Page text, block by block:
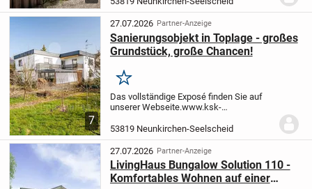
Satteldach mit 38 Grad Neigung, das
nicht...
7
27.07.2026 Partner-Anzeige
Sanierungsobjekt in Toplage - großes
Grundstück, große Chancen!
Merken
Das vollständige Exposé finden Sie auf
unserer Webseite.www.ksk-
immobilien.de/immobilien/sanierungsobjekt-
in-toplage-grosses-grundstueck-grosse-
chancen-171114/?
utm_source=portale(bitte kopieren Sie...
53819 Neunkirchen-Seelscheid
27.07.2026 Partner-Anzeige
LivingHaus Bungalow Solution 110 -
Komfortables Wohnen auf einer